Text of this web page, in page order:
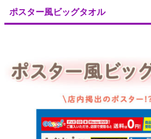
ポスター風ビッグタオル